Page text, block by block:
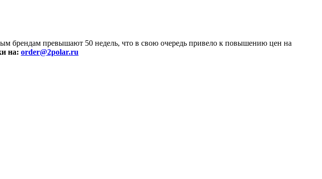
брендам превышают 50 недель, что в свою очередь привело к повышению цен на
на: order@2polar.ru